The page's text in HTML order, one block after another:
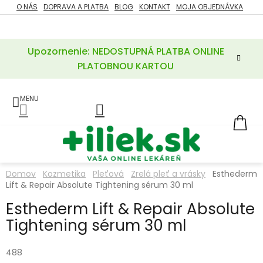
Prejsť
na
Upozornenie: NEDOSTUPNÁ PLATBA ONLINE
PLATOBNOU KARTOU
O NÁS DOPRAVA A PLATBA BLOG KONTAKT MOJA OBJEDNÁVKA
ZĽAVY
POTREBY
A
LIEKY
VITAMÍNY
MINERÁLY
KOZMETIKA
Domov Kozmetika Pleťová Zrelá pleť a vrásky Esthederm
Lift & Repair Absolute Tightening sérum 30 ml
Esthederm Lift & Repair Absolute
Tightening sérum 30 ml
488